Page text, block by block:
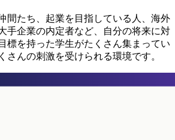
間たち、起業を目指している人、海外
手企業の内定者など、自分の将来に対
標を持った学生がたくさん集まってい
さんの刺激を受けられる環境です。